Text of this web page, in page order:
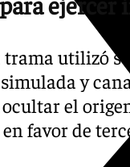
utilizó
y
el
favor de